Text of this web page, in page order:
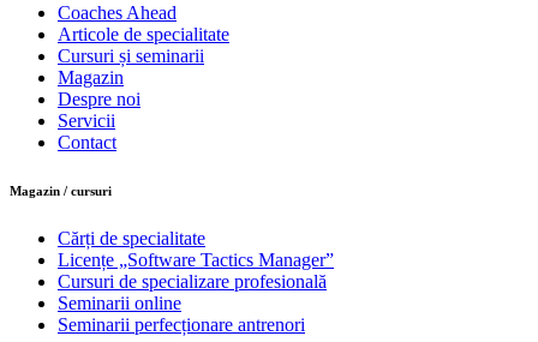
Coaches Ahead
Articole de specialitate
Cursuri și seminarii
Magazin
Despre noi
Servicii
Contact
Magazin / cursuri
Cărți de specialitate
Licențe „Software Tactics Manager”
Cursuri de specializare profesională
Seminarii online
Seminarii perfecționare antrenori